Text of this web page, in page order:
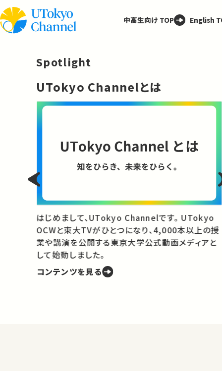
中高生向け TOP English
Spotlight
UTokyo Channelとは
はじめまして、UTokyo Channelです。 UTokyo
OCWと東大TVがひとつになり、4,000本以上の授
業や講演を公開する東京大学公式動画メディアと
して始動しました。
コンテンツを見る